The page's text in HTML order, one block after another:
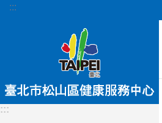
跳到主要內容區塊
:::
:::